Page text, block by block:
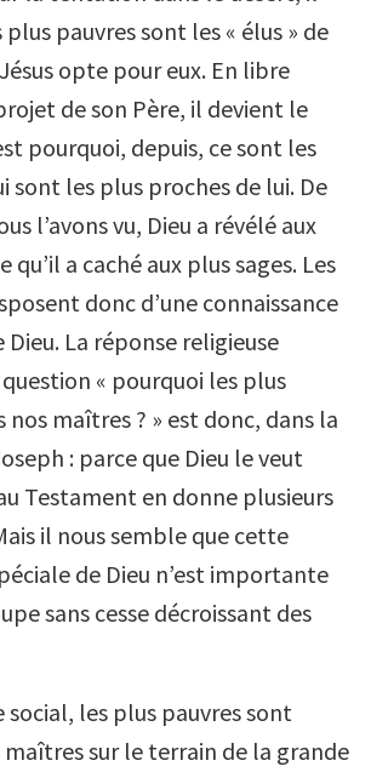
pauvres sont les « élus » de
opte pour eux. En libre
de son Père, il devient le
pourquoi, depuis, ce sont les
sont les plus proches de lui. De
l’avons vu, Dieu a révélé aux
qu’il a caché aux plus sages. Les
donc d’une connaissance
La réponse religieuse
« pourquoi les plus
nos maîtres ? » est donc, dans la
: parce que Dieu le veut
Testament en donne plusieurs
il nous semble que cette
de Dieu n’est importante
sans cesse décroissant des
social, les plus pauvres sont
sur le terrain de la grande